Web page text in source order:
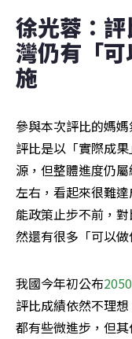
徐光蓉：
灣仍有「
施
參與本次評比的媽
評比是以「實際成
源，但整體進度仍
左右，看起來很難
能政策止步不前，
然還有很多「可以做
我國今年初公布
評比成績依然不理
都有些微進步，但